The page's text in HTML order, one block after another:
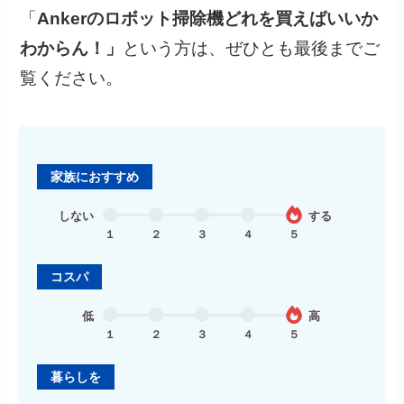
「Ankerのロボット掃除機どれを買えばいいか
わからん！」
という方は、ぜひとも最後までご
覧ください。
家族におすすめ
しない
１ ２ ３ ４ ５
する
コスパ
低
１ ２ ３ ４ ５
高
暮らしを